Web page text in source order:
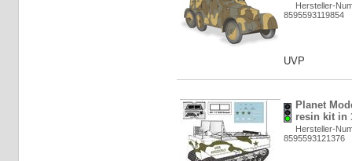
Hersteller-
8595593119854
UVP
Planet
resin kit in
Hersteller-
8595593121376